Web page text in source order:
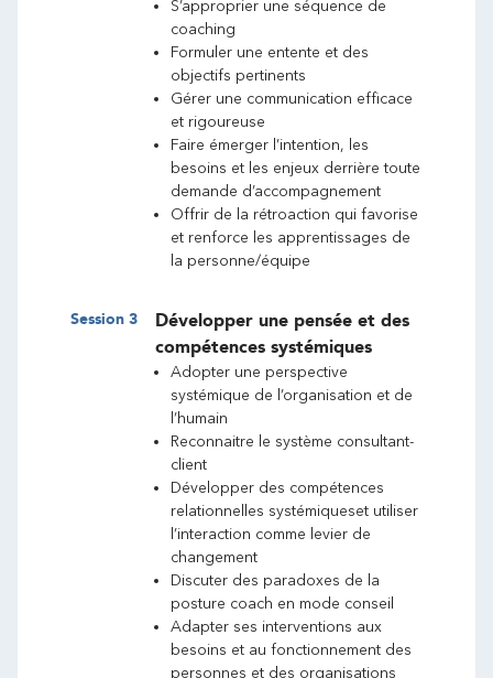
S’approprier une séquence de
coaching
Formuler une entente et des
objectifs pertinents
Gérer une communication efficace
et rigoureuse
Faire émerger l’intention, les
besoins et les enjeux derrière toute
demande d’accompagnement
Offrir de la rétroaction qui favorise
et renforce les apprentissages de
la personne/équipe
Session 3
Développer une pensée et des
compétences systémiques
Adopter une perspective
systémique de l’organisation et de
l’humain
Reconnaitre le système consultant-
client
Développer des compétences
relationnelles systémiqueset utiliser
l’interaction comme levier de
changement
Discuter des paradoxes de la
posture coach en mode conseil
Adapter ses interventions aux
besoins et au fonctionnement des
personnes et des organisations